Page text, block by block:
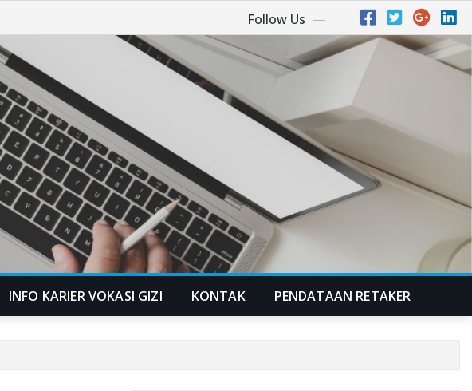
Follow Us
INFO KARIER VOKASI GIZI KONTAK PENDATAAN RETAKER